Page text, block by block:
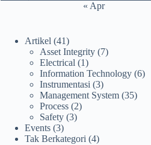
« Apr
Artikel (41)
Asset Integrity (7)
Electrical (1)
Information Technology (6)
Instrumentasi (3)
Management System (35)
Process (2)
Safety (3)
Events (3)
Tak Berkategori (4)